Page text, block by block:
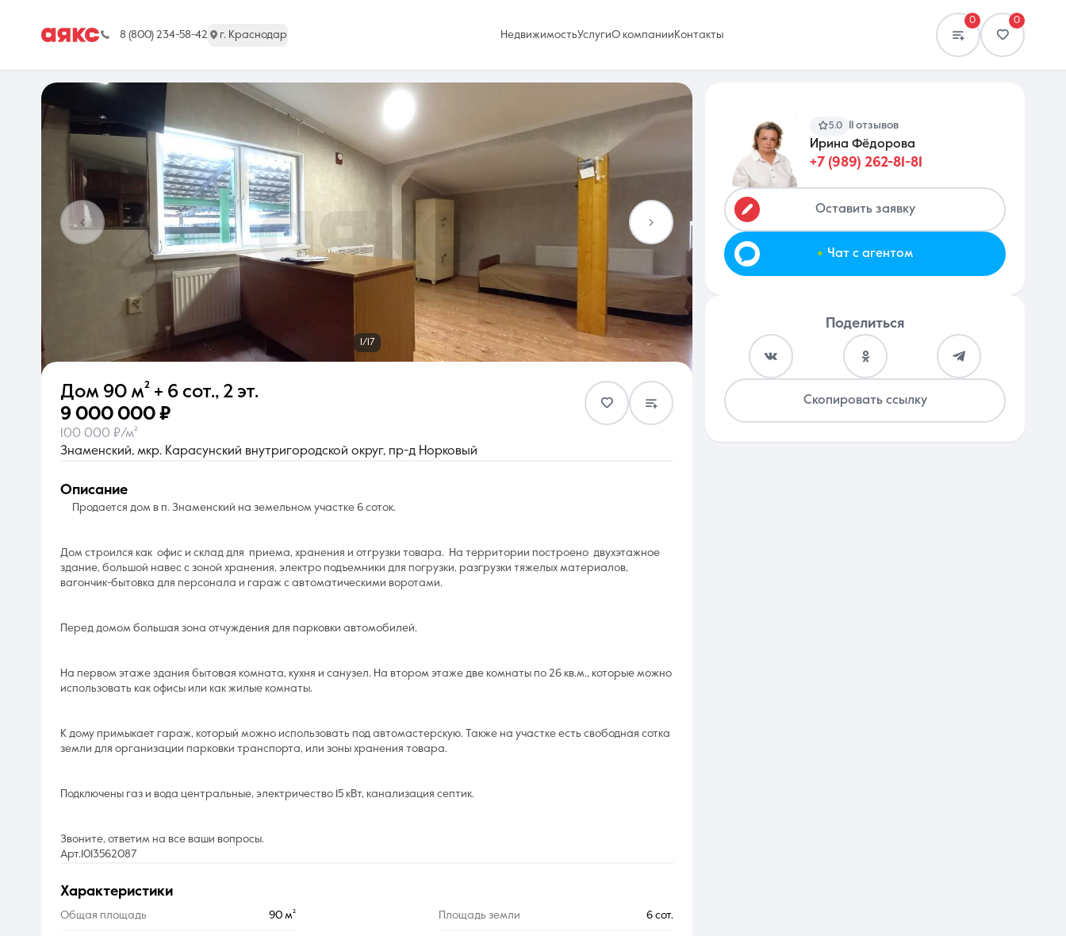
8 (800) 234-58-42 г. Краснодар НедвижимостьУслугиО компании Контакты
0 0
г. Краснодар Избранное Сравнение
Недвижимость Услуги
О компании Контакты
Ежедневно с 08:30 до 20:00
1/17
Дом 90 м² + 6 сот., 2 эт.
9 000 000 ₽
100 000 ₽/м²
Знаменский, мкр. Карасунский внутригородской округ, пр-д Норковый
характеристики
Общая площадь 90 м² Площадь земли 6 сот.
описание
Продается дом в п. Знаменский на земельном участке 6 соток.
Дом строился как офис и склад для приема, хранения и отгрузки товара. На территории построено двухэтажное
здание, большой навес с зоной хранения, электро подъемники для погрузки, разгрузки тяжелых материалов,
вагончик-бытовка для персонала и гараж с автоматическими воротами.
Перед домом большая зона отчуждения для парковки автомобилей.
На первом этаже здания бытовая комната, кухня и санузел. На втором этаже две комнаты по 26 кв.м., которые можно
использовать как офисы или как жилые комнаты.
К дому примыкает гараж, который можно использовать под автомастерскую. Также на участке есть свободная сотка
земли для организации парковки транспорта, или зоны хранения товара.
Подключены газ и вода центральные, электричество 15 кВт, канализация септик.
Звоните, ответим на все ваши вопросы.
Арт.1013562087
5.0 11 отзывов
Ирина Фёдорова
+7 (989) 262-81-81
Оставить заявку
. Чат с агентом
Поделиться
Скопировать ссылку